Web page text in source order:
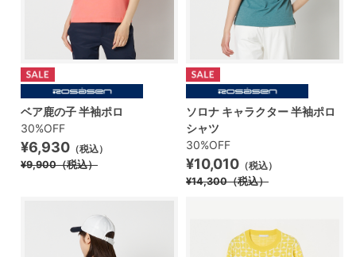
ベア鹿の子 半袖ポロ
30%OFF
¥6,930 （税込）
¥9,900（税込）
ソロナ キャラクター 半袖ポロ
シャツ
30%OFF
¥10,010 （税込）
¥14,300（税込）